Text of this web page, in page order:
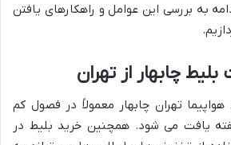
به بررسی این عوامل و راهکارهای یافتن
چابهار از تهران
تهران چابهار معمولاً در فصول کم
یافت می شود. همچنین خرید بلیط در